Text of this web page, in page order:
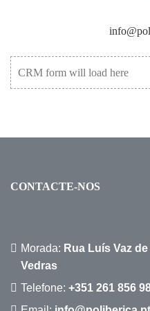
CRM form will load here
CONTACTE-NOS
Morada: Rua Luís Vaz
Vedras
Telefone: +351 261 856